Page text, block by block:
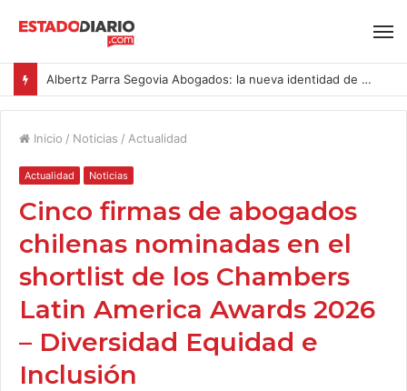
Albertz Parra Segovia Abogados: la nueva identidad de Segovia Consulting
Inicio / Noticias / Actualidad
Actualidad Noticias
Cinco firmas de abogados
chilenas nominadas en el
shortlist de los Chambers
Latin America Awards 2026
– Diversidad Equidad e
Inclusión